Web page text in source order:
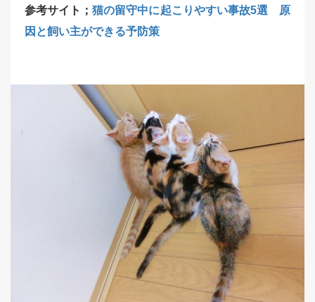
参考サイト；猫の留守中に起こりやすい事故5選 原
因と飼い主ができる予防策